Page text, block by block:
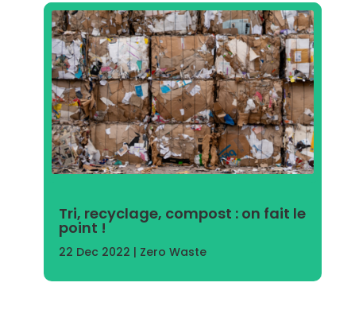
Tri, recyclage, compost : on fait le
point !
22 Dec 2022 | Zero Waste